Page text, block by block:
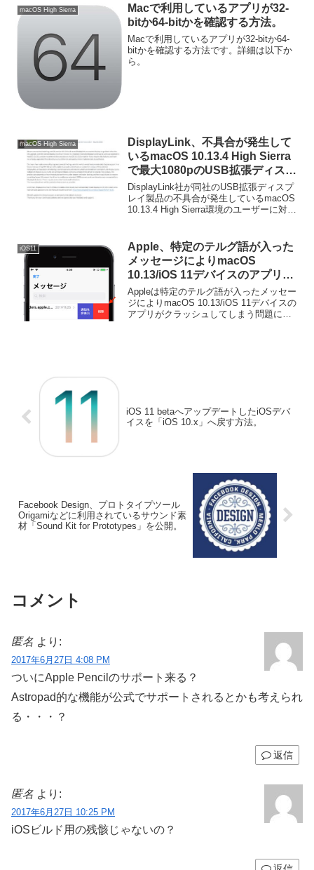
macOS High Sierra
Macで利用しているアプリが32-
bitか64-bitかを確認する方法。
Macで利用しているアプリが32-bitか64-
bitかを確認する方法です。詳細は以下か
ら。
macOS High Sierra
DisplayLink、不具合が発生して
いるmacOS 10.13.4 High Sierra
で最大1080pのUSB拡張ディスプ
レイを利用できるドライバを近く
公開。
DisplayLink社が同社のUSB拡張ディスプ
レイ製品の不具合が発生しているmacOS
10.13.4 High Sierra環境のユーザーに対
ストしたいと発...
iOS11
Apple、特定のテルグ語が入った
メッセージによりmacOS
10.13/iOS 11デバイスのアプリが
クラッシュしてしまう問題に対
し、アップデートをリリース予
定。
Appleは特定のテルグ語が入ったメッセー
ジによりmacOS 10.13/iOS 11デバイスの
アプリがクラッシュしてしまう問題に対
iOS 11 betaへアップデートしたiOSデバ
イスを「iOS 10.x」へ戻す方法。
Facebook Design、プロトタイプツール
Origamiなどに利用されているサウンド素
材「Sound Kit for Prototypes」を公開。
コメント
匿名 より:
2017年6月27日 4:08 PM
ついにApple Pencilのサポート来る？
Astropad的な機能が公式でサポートされるとかも考えられ
る・・・？
返信
匿名 より:
2017年6月27日 10:25 PM
iOSビルド用の残骸じゃないの？